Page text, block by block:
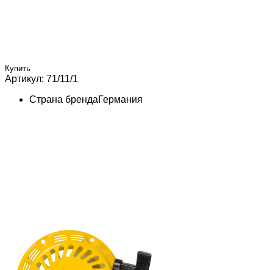
Купить
Артикул: 71/11/1
Страна брендаГермания